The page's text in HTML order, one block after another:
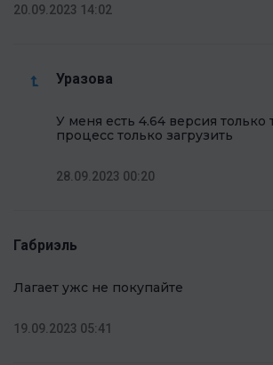
20.09.2023 14:02
Уразова
У меня есть 4.64 версия только
процесс только загрузить
28.09.2023 00:20
Габриэль
Лагает ужс не покупайте
19.09.2023 05:41